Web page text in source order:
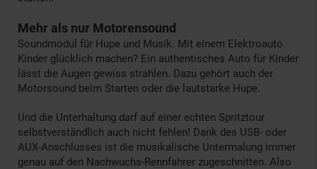
Mehr als nur Motorensound
Soundmodul für Hupe und Musik. Mit einem Elektroauto
Kinder glücklich machen? Ein authentisches Auto für Kinder
lässt die Augen gewiss strahlen. Dazu gehört auch der
Motorsound beim Starten oder die lautstarke Hupe.
Und die Unterhaltung darf auf einer echten Spritztour
selbstverständlich auch nicht fehlen! Dank des USB- oder
AUX-Anschlusses ist die musikalische Untermalung immer
genau auf den Nachwuchs-Rennfahrer zugeschnitten. Also